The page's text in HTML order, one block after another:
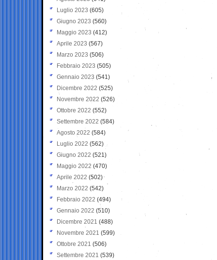
Luglio 2023 (605)
Giugno 2023 (560)
Maggio 2023 (412)
Aprile 2023 (567)
Marzo 2023 (506)
Febbraio 2023 (505)
Gennaio 2023 (541)
Dicembre 2022 (525)
Novembre 2022 (526)
Ottobre 2022 (552)
Settembre 2022 (584)
Agosto 2022 (584)
Luglio 2022 (562)
Giugno 2022 (521)
Maggio 2022 (470)
Aprile 2022 (502)
Marzo 2022 (542)
Febbraio 2022 (494)
Gennaio 2022 (510)
Dicembre 2021 (488)
Novembre 2021 (599)
Ottobre 2021 (506)
Settembre 2021 (539)